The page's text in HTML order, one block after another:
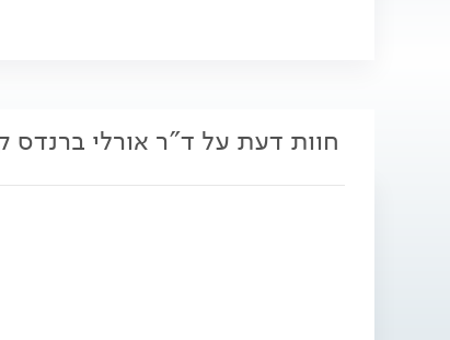
חוות דעת על ד"ר אורלי ברנדס